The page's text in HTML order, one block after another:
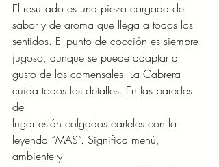
El resultado es una pieza cargada de
sabor y de aroma que llega a todos los
sentidos. El punto de cocción es siempre
jugoso, aunque se puede adaptar al
gusto de los comensales. La Cabrera
cuida todos los detalles. En las paredes
del
lugar están colgados carteles con la
leyenda “MAS”. Significa menú,
ambiente y